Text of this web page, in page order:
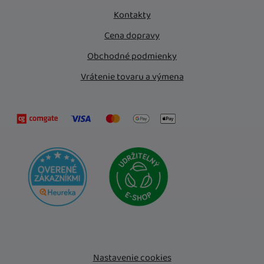
Kontakty
Cena dopravy
Obchodné podmienky
Vrátenie tovaru a výmena
Nastavenie cookies